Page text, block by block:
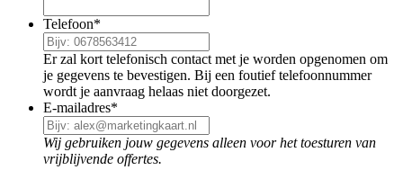
Telefoon*
Er zal kort telefonisch contact met je worden opgenomen om
je gegevens te bevestigen. Bij een foutief telefoonnummer
wordt je aanvraag helaas niet doorgezet.
E-mailadres*
Wij gebruiken jouw gegevens alleen voor het toesturen van
vrijblijvende offertes.